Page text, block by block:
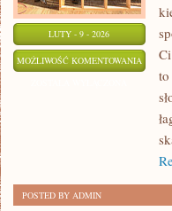
LUTY - 9 - 2026
MOŻLIWOŚĆ KOMENTOWANIA
REJSY
PROMY
to
POSTED BY ADMIN